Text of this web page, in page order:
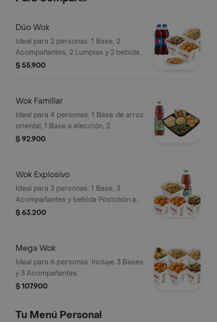
Dúo Wok
Ideal para 2 personas: 1 Base, 2
Acompañantes, 2 Lumpias y 2 bebidas
Postobón a elección de 400ML.
$ 55.900
Wok Familiar
Ideal para 4 personas: 1 Base de arroz
oriental, 1 Base a elección, 2
Acompañantes, 4 lumpias y una
$ 92.900
Wok Explosivo
Ideal para 3 personas: 1 Base, 3
Acompañantes y bebida Postobón a
elección de 1.5L
$ 63.200
Mega Wok
Ideal para 6 personas: Incluye 3 Bases
y 3 Acompañantes.
$ 107.900
Tu Menú Personal